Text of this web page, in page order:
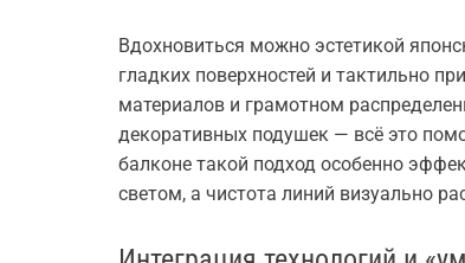
Вдохновиться можно эстетикой
гладких поверхностей и тактильно
материалов и грамотном
декоративных подушек — всё это
балконе такой подход особенно
светом, а чистота линий визуально